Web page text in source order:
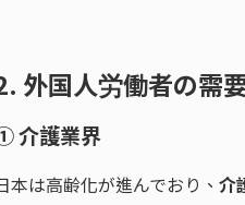
外国人労働者の需
介護業界
本は高齢化が進んでおり、 介